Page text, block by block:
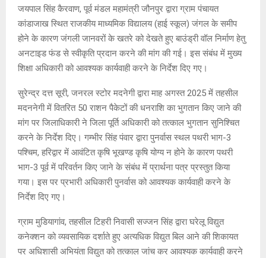
जयपाल सिंह कैरवाण, पूर्व मंडल महामंत्री जौनपुर द्वारा ग्राम पंचायत
कांडाजाख स्थित राजकीय माध्यमिक विद्यालय (हाई स्कूल) जंगल के समीप
होने के कारण जंगली जानवरों के खतरे को देखते हुए बाउंड्री वॉल निर्माण हेतु
अनटाइड फंड से स्वीकृति प्रदान करने की मांग की गई। इस संबंध में मुख्य
शिक्षा अधिकारी को आवश्यक कार्यवाही करने के निर्देश दिए गए।
सुरेन्द्र दत्त सूरी, जनरल स्टोर मदनेगी द्वारा माह अगस्त 2025 में तहसील
मदननेगी में वितरित 50 राशन पैकेटों की धनराशि का भुगतान किए जाने की
मांग पर जिलाधिकारी ने जिला पूर्ति अधिकारी को तत्काल भुगतान सुनिश्चित
करने के निर्देश दिए। गम्भीर सिंह पंवार द्वारा पुनर्वास स्थल पथरी भाग-3
पश्चिम, हरिद्वार में आवंटित कृषि भूखण्ड कृषि योग्य न होने के कारण पथरी
भाग-3 पूर्व में परिवर्तन किए जाने के संबंध में प्रार्थना पत्र प्रस्तुत किया
गया। इस पर प्रभारी अधिकारी पुनर्वास को आवश्यक कार्यवाही करने के
निर्देश दिए गए।
ग्राम मुडियागांव, तहसील टिहरी निवासी सज्जन सिंह द्वारा घरेलू विद्युत
कनेक्शन को व्यवसायिक दर्शाते हुए अत्यधिक विद्युत बिल आने की शिकायत
पर अधिशासी अभियंता विद्युत को तत्काल जांच कर आवश्यक कार्यवाही करने